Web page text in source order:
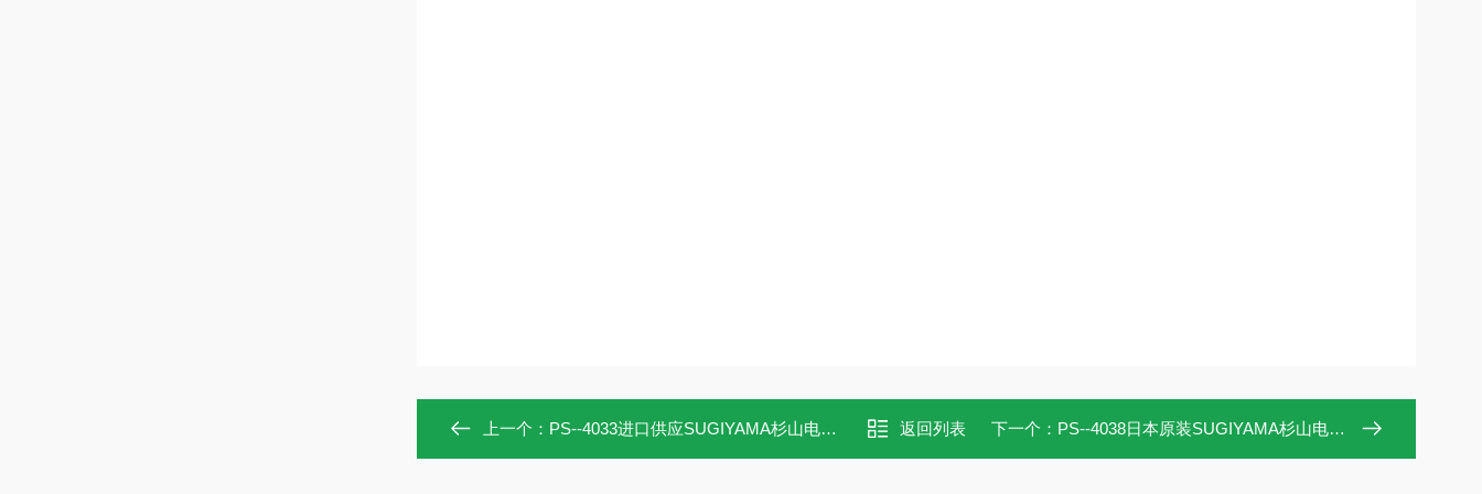
上一个： PS--4033进口供应SUGIYAMA杉山电机传感器头PS-4033 返回列表 下一个： PS--4038日本原装SUGIYAMA杉山电机传感器头PS-4038